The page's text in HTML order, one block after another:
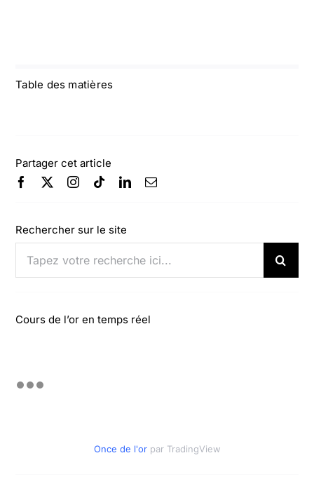
Table des matières
Partager cet article
Rechercher sur le site
Cours de l’or en temps réel
Once de l'or par TradingView